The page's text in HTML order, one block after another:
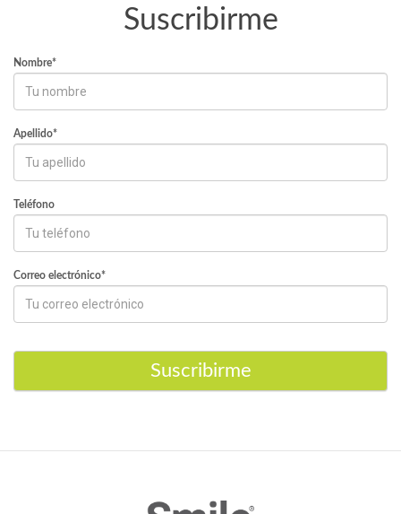
Suscribirme
Nombre*
Apellido*
Teléfono
Correo electrónico*
Suscribirme